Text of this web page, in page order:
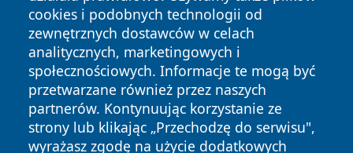
cookies i podobnych technologii od
zewnętrznych dostawców w celach
analitycznych, marketingowych i
społecznościowych. Informacje te mogą być
przetwarzane również przez naszych
partnerów. Kontynuując korzystanie ze
strony lub klikając „Przechodzę do serwisu",
wyrażasz zgodę na użycie dodatkowych
Copyright © 2026 cieszynonline.pl Wszystkie prawa
zastrzeżone.